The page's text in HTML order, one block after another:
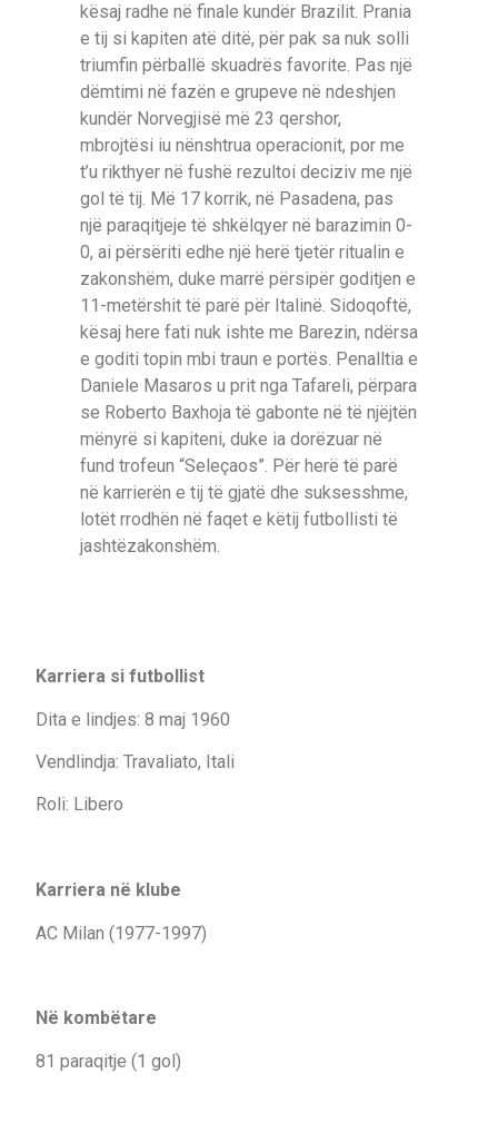
kësaj radhe në finale kundër Brazilit. Prania
e tij si kapiten atë ditë, për pak sa nuk solli
triumfin përballë skuadrës favorite. Pas një
dëmtimi në fazën e grupeve në ndeshjen
kundër Norvegjisë më 23 qershor,
mbrojtësi iu nënshtrua operacionit, por me
t’u rikthyer në fushë rezultoi deciziv me një
gol të tij. Më 17 korrik, në Pasadena, pas
një paraqitjeje të shkëlqyer në barazimin 0-
0, ai përsëriti edhe një herë tjetër ritualin e
zakonshëm, duke marrë përsipër goditjen e
11-metërshit të parë për Italinë. Sidoqoftë,
kësaj here fati nuk ishte me Barezin, ndërsa
e goditi topin mbi traun e portës. Penalltia e
Daniele Masaros u prit nga Tafareli, përpara
se Roberto Baxhoja të gabonte në të njëjtën
mënyrë si kapiteni, duke ia dorëzuar në
fund trofeun “Seleçaos”. Për herë të parë
në karrierën e tij të gjatë dhe suksesshme,
lotët rrodhën në faqet e këtij futbollisti të
jashtëzakonshëm.
Karriera si futbollist
Dita e lindjes: 8 maj 1960
Vendlindja: Travaliato, Itali
Roli: Libero
Karriera në klube
AC Milan (1977-1997)
Në kombëtare
81 paraqitje (1 gol)